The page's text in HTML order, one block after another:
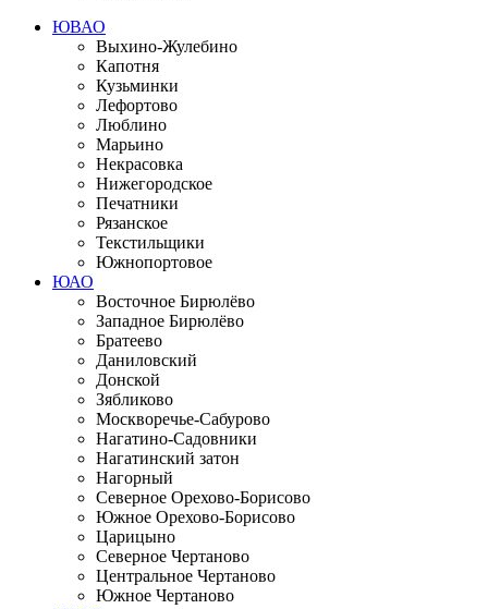
ЮВАО
Выхино-Жулебино
Капотня
Кузьминки
Лефортово
Люблино
Марьино
Некрасовка
Нижегородское
Печатники
Рязанское
Текстильщики
Южнопортовое
ЮАО
Восточное Бирюлёво
Западное Бирюлёво
Братеево
Даниловский
Донской
Зябликово
Москворечье-Сабурово
Нагатино-Садовники
Нагатинский затон
Нагорный
Северное Орехово-Борисово
Южное Орехово-Борисово
Царицыно
Северное Чертаново
Центральное Чертаново
Южное Чертаново